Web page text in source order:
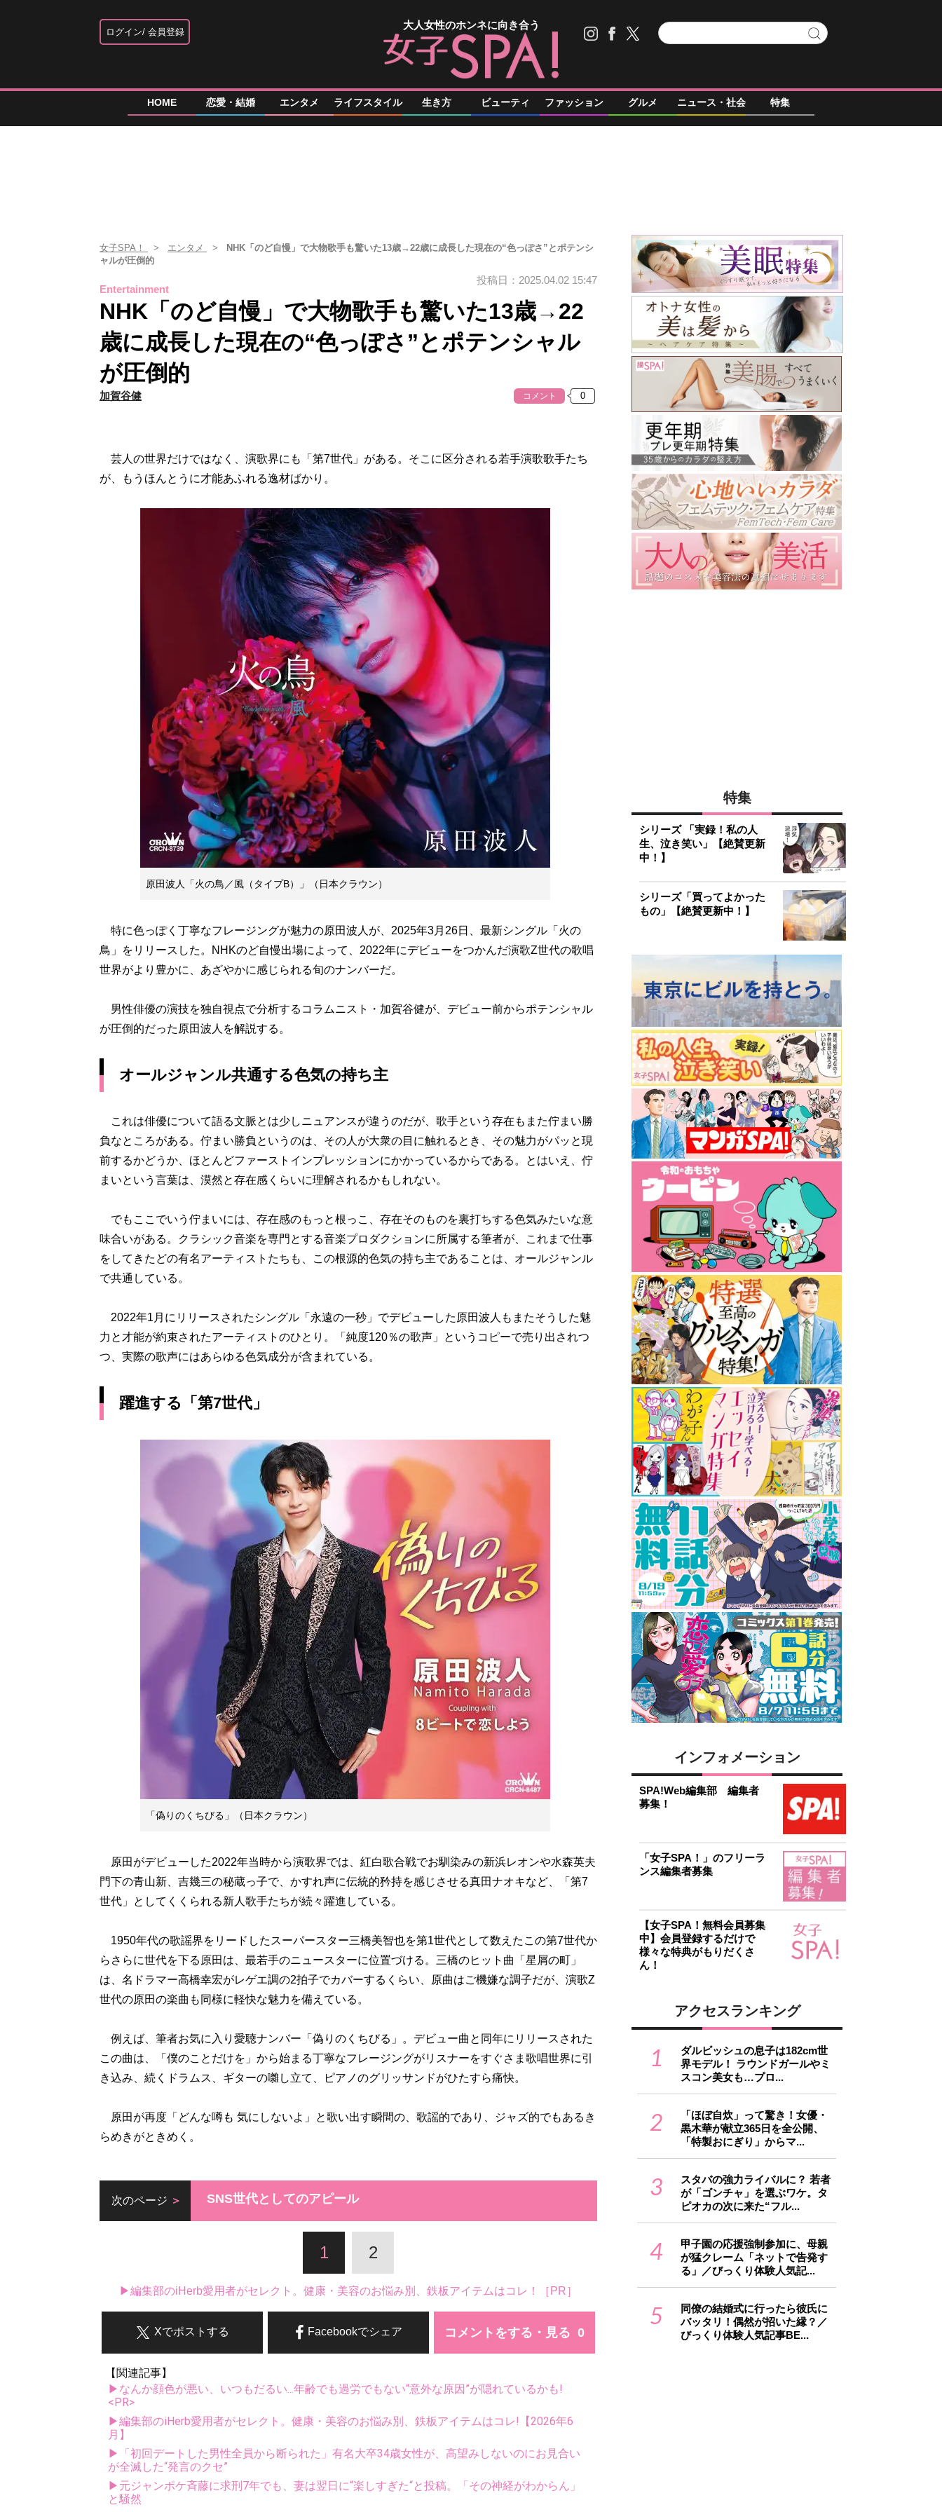
ログイン 会員登録
大人女性のホンネに向き合う
HOME 恋愛・結婚 エンタメ ライフスタイル 生き方 ビューティ ファッション グルメ ニュース・社会 特集
女子SPA！ エンタメ
NHK「のど自慢」で大物歌手も驚いた13歳→22歳に成長した現在の“色っぽさ”とポテンシ
ャルが圧倒的
Entertainment
投稿日：2025.04.02 15:47
NHK「のど自慢」で大物歌手も驚いた13歳→22
歳に成長した現在の“色っぽさ”とポテンシャル
が圧倒的
加賀谷健 コメント
芸人の世界だけではなく、演歌界にも「第7世代」がある。そこに区分される若手演歌歌手たち
が、もうほんとうに才能あふれる逸材ばかり。
原田波人「火の鳥／風（タイプB）」（日本クラウン）
特に色っぽく丁寧なフレージングが魅力の原田波人が、2025年3月26日、最新シングル「火の
鳥」をリリースした。NHKのど自慢出場によって、2022年にデビューをつかんだ演歌Z世代の歌唱
世界がより豊かに、あざやかに感じられる旬のナンバーだ。
男性俳優の演技を独自視点で分析するコラムニスト・加賀谷健が、デビュー前からポテンシャル
が圧倒的だった原田波人を解説する。
オールジャンル共通する色気の持ち主
これは俳優について語る文脈とは少しニュアンスが違うのだが、歌手という存在もまた佇まい勝
負なところがある。佇まい勝負というのは、その人が大衆の目に触れるとき、その魅力がパッと現
前するかどうか、ほとんどファーストインプレッションにかかっているからである。とはいえ、佇
まいという言葉は、漠然と存在感くらいに理解されるかもしれない。
でもここでいう佇まいには、存在感のもっと根っこ、存在そのものを裏打ちする色気みたいな意
味合いがある。クラシック音楽を専門とする音楽プロダクションに所属する筆者が、これまで仕事
をしてきたどの有名アーティストたちも、この根源的色気の持ち主であることは、オールジャンル
で共通している。
2022年1月にリリースされたシングル「永遠の一秒」でデビューした原田波人もまたそうした魅
力と才能が約束されたアーティストのひとり。「純度120％の歌声」というコピーで売り出されつ
つ、実際の歌声にはあらゆる色気成分が含まれている。
躍進する「第7世代」
「偽りのくちびる」（日本クラウン）
原田がデビューした2022年当時から演歌界では、紅白歌合戦でお馴染みの新浜レオンや水森英夫
門下の青山新、吉幾三の秘蔵っ子で、かすれ声に伝統的矜持を感じさせる真田ナオキなど、「第7
世代」としてくくられる新人歌手たちが続々躍進している。
1950年代の歌謡界をリードしたスーパースター三橋美智也を第1世代として数えたこの第7世代か
らさらに世代を下る原田は、最若手のニュースターに位置づける。三橋のヒット曲「星屑の町」
は、名ドラマー高橋幸宏がレゲエ調の2拍子でカバーするくらい、原曲はご機嫌な調子だが、演歌Z
世代の原田の楽曲も同様に軽快な魅力を備えている。
例えば、筆者お気に入り愛聴ナンバー「偽りのくちびる」。デビュー曲と同年にリリースされた
この曲は、「僕のことだけを」から始まる丁寧なフレージングがリスナーをすぐさま歌唱世界に引
き込み、続くドラムス、ギターの囃し立て、ピアノのグリッサンドがひたすら痛快。
原田が再度「どんな噂も 気にしないよ」と歌い出す瞬間の、歌謡的であり、ジャズ的でもあるき
らめきがときめく。
次のページ SNS世代としてのアピール
1 2
▶編集部のiHerb愛用者がセレクト。健康・美容のお悩み別、鉄板アイテムはコレ！［PR］
コメントをする・見る
Facebookでシェア
Xでポストする
【関連記事】
▶なんか顔色が悪い、いつもだるい...年齢でも過労でもない“意外な原因”が隠れているかも!
<PR>
▶編集部のiHerb愛用者がセレクト。健康・美容のお悩み別、鉄板アイテムはコレ!【2026年6
月】
▶「初回デートした男性全員から断られた」有名大卒34歳女性が、高望みしないのにお見合い
が全滅した“発言のクセ”
▶元ジャンポケ斉藤に求刑7年でも、妻は翌日に“楽しすぎた“と投稿。「その神経がわからん」
と騒然
特集
シリーズ 「実録！私の人
生、泣き笑い」【絶賛更新
中！】
シリーズ「買ってよかった
もの」【絶賛更新中！】
インフォメーション
SPA!Web編集部 編集者
募集！
「女子SPA！」のフリーラ
ンス編集者募集
【女子SPA！無料会員募集
中】会員登録するだけで
様々な特典がもりだくさ
ん！
アクセスランキング
1
ダルビッシュの息子は182cm世
界モデル！ ラウンドガールやミ
スコン美女も…プロ...
2
「ほぼ自炊」って驚き！女優・
黒木華が献立365日を全公開、
「特製おにぎり」からマ...
3
スタバの強力ライバルに？ 若者
が「ゴンチャ」を選ぶワケ。タ
ピオカの次に来た“フル...
4
甲子園の応援強制参加に、母親
が猛クレーム「ネットで告発す
る」／びっくり体験人気記...
5
同僚の結婚式に行ったら彼氏に
バッタリ！偶然が招いた縁？／
びっくり体験人気記事BE...